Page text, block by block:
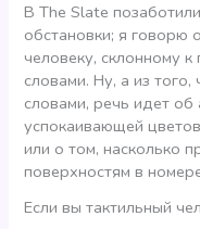
В The Slate
обстановки; я говорю
человеку, склонному
словами. Ну, а из
словами, речь идет
успокаивающей
или о том, насколько
поверхностям в
Если вы тактильный